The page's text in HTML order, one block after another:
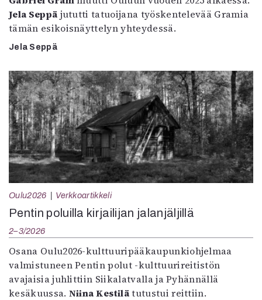
Jela Seppä jututti tatuoijana työskentelevää Gramia
tämän esikoisnäyttelyn yhteydessä.
Jela Seppä
Oulu2026 Verkkoartikkeli
Pentin poluilla kirjailijan jalanjäljillä
2–3/2026
Osana Oulu2026-kulttuuripääkaupunkiohjelmaa
valmistuneen Pentin polut -kulttuurireitistön
avajaisia juhlittiin Siikalatvalla ja Pyhännällä
kesäkuussa. Niina Kestilätutustui reittiin.